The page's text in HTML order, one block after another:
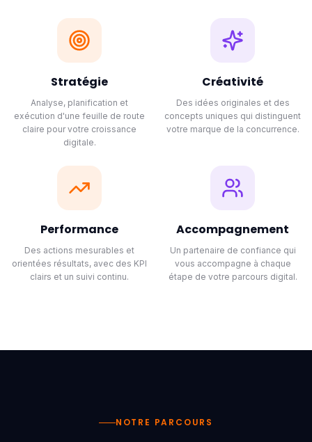
Stratégie
Analyse, planification et
exécution d'une feuille de route
claire pour votre croissance
digitale.
Créativité
Des idées originales et des
concepts uniques qui distinguent
votre marque de la concurrence.
Performance
Des actions mesurables et
orientées résultats, avec des KPI
clairs et un suivi continu.
Accompagnement
Un partenaire de confiance qui
vous accompagne à chaque
étape de votre parcours digital.
NOTRE PARCOURS